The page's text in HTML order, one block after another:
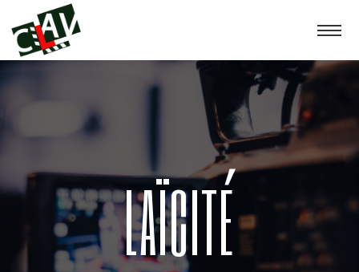
LAÏCITÉ